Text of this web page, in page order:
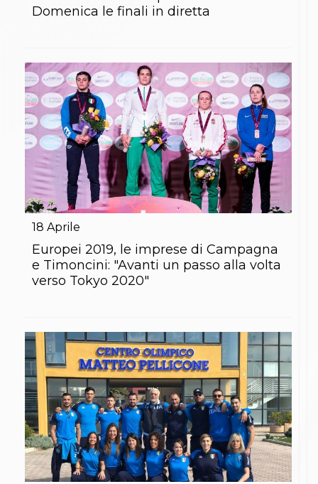
Domenica le finali in diretta
18 Aprile
Europei 2019, le imprese di Campagna
e Timoncini: "Avanti un passo alla volta
verso Tokyo 2020"